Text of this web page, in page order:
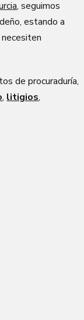
, seguimos
estando a
de procuraduría,
, litigios,